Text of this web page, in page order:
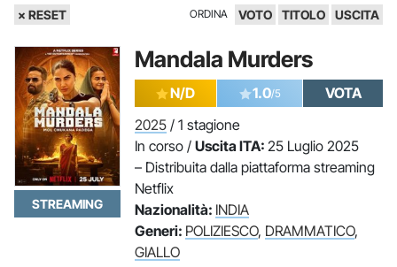
× RESET ORDINA VOTO TITOLO USCITA
Mandala Murders
STREAMING
N/D 1.0/5
VOTA
2025 / 1 stagione
In corso / Uscita ITA: 25 Luglio 2025
– Distribuita dalla piattaforma streaming
Netflix
Nazionalità: INDIA
Generi: POLIZIESCO, DRAMMATICO,
GIALLO